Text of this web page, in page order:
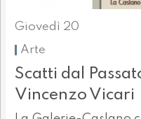
Giovedì 20
Arte
Scatti dal
Vincenzo Vicari